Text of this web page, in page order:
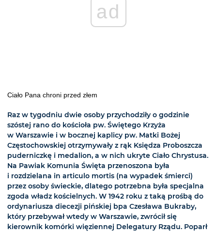
ad
Ciało Pana chroni przed złem
Raz w tygodniu dwie osoby przychodziły o godzinie
szóstej rano do kościoła pw. Świętego Krzyża
w Warszawie i w bocznej kaplicy pw. Matki Bożej
Częstochowskiej otrzymywały z rąk Księdza Proboszcza
puderniczkę i medalion, a w nich ukryte Ciało Chrystusa.
Na Pawiak Komunia Święta przenoszona była
i rozdzielana in articulo mortis (na wypadek śmierci)
przez osoby świeckie, dlatego potrzebna była specjalna
zgoda władz kościelnych. W 1942 roku z taką prośbą do
ordynariusza diecezji pińskiej bpa Czesława Bukraby,
który przebywał wtedy w Warszawie, zwrócił się
kierownik komórki więziennej Delegatury Rządu. Poparł